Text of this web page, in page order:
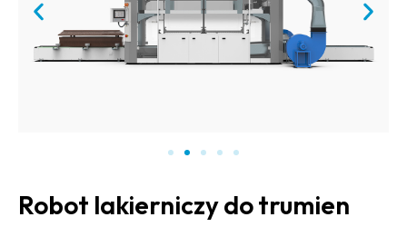
Robot lakierniczy do trumien